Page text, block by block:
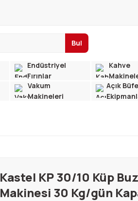
Bul
Endüstriyel
Fırınlar
Kahve
Vakum
Makineleri
Açık Büfe
Kastel KP 30/10 Küp Buz
Makinesi 30 Kg/gün